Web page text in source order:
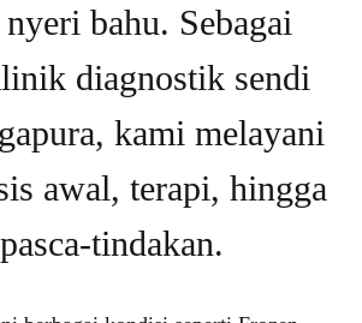
bahu. Sebagai
diagnostik sendi
kami melayani
awal, terapi, hingga
tindakan.